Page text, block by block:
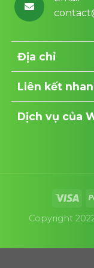
Địa chỉ
Liên kết
Dịch vụ của
Copyright